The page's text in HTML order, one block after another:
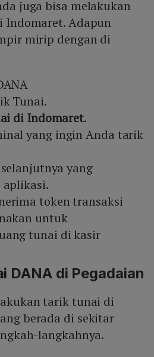
juga bisa melakukan
Adapun
mirip dengan di
Tunai.
di Indomaret.
yang ingin Anda tarik
yang
token transaksi
untuk
tunai di kasir
DANA di Pegadaian
tarik tunai di
berada di sekitar
langkahnya.